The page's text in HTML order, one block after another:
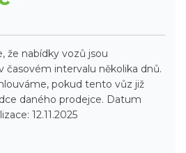
že nabídky vozů jsou
časovém intervalu několika dnů.
pokud tento vůz již
daného prodejce. Datum
12.11.2025